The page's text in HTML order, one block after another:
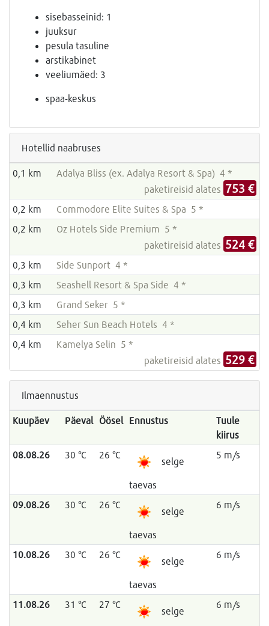
sisebasseinid: 1
juuksur
pesula tasuline
arstikabinet
veeliumäed: 3
spaa-keskus
Hotellid naabruses
0,1 km
Adalya Bliss (ex. Adalya Resort & Spa) 4 *
paketireisid alates 753 €
0,2 km
Commodore Elite Suites & Spa 5 *
0,2 km
Oz Hotels Side Premium 5 *
paketireisid alates 524 €
0,3 km
Side Sunport 4 *
0,3 km
Seashell Resort & Spa Side 4 *
0,3 km
Grand Seker 5 *
0,4 km
Seher Sun Beach Hotels 4 *
0,4 km
Kamelya Selin 5 *
paketireisid alates 529 €
Ilmaennustus
Kuupäev Päeval Öösel Ennustus
Tuule
kiirus
08.08.26
30 °C 26 °C
selge
taevas
5 m/s
09.08.26 30 °C 26 °C
selge
taevas
6 m/s
10.08.26 30 °C 26 °C
selge
taevas
6 m/s
11.08.26 31 °C 27 °C
selge
6 m/s